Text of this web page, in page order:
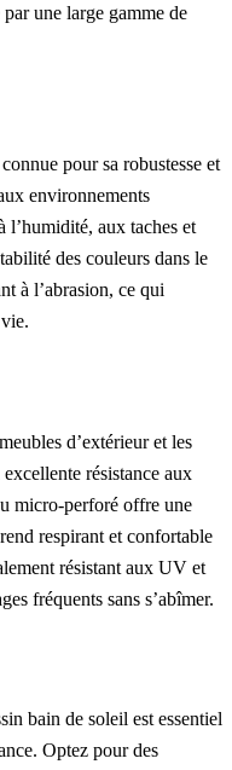
une large gamme de
pour sa robustesse et
environnements
l’humidité, aux taches et
des couleurs dans le
à l’abrasion, ce qui
d’extérieur et les
résistance aux
micro-perforé offre une
respirant et confortable
résistant aux UV et
fréquents sans s’abîmer.
bain de soleil est essentiel
Optez pour des